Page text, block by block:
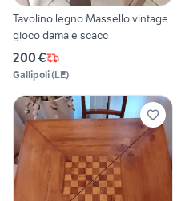
Tavolino legno Massello vintage
gioco dama e scacc
200 €
Gallipoli(LE)